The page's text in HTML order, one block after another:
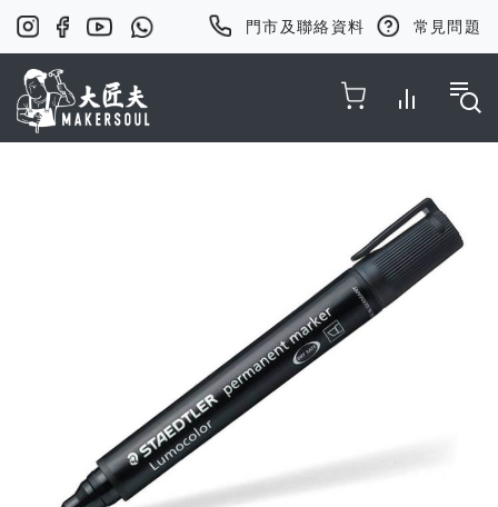
門市及聯絡資料 常見問題